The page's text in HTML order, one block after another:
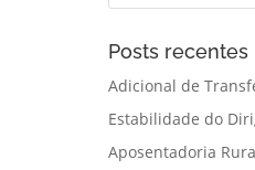
Posts recentes
Adicional de
Estabilidade do
Aposentadoria